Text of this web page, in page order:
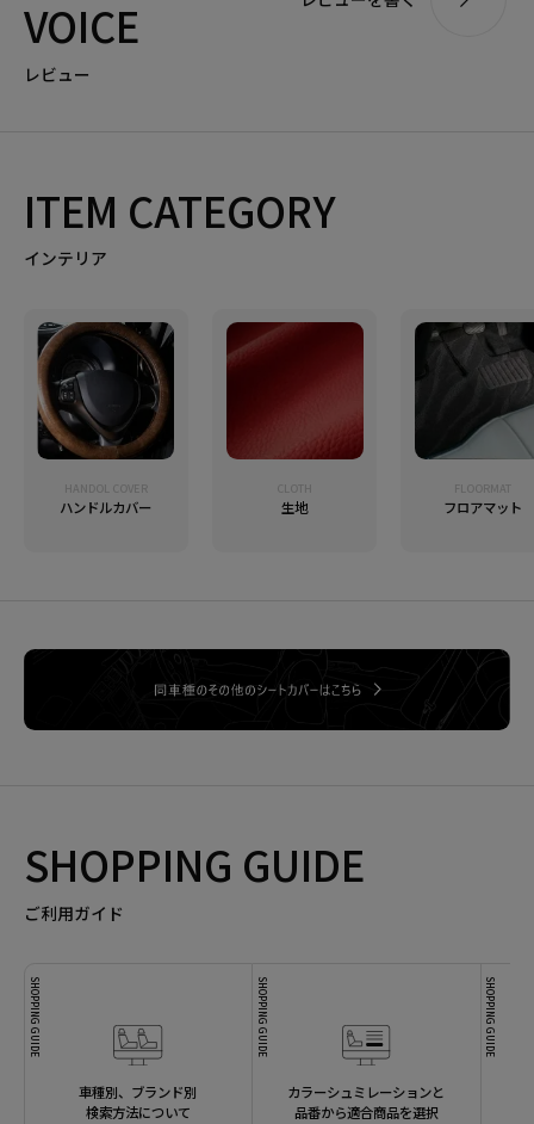
VOICE
レビュー
ITEM CATEGORY
インテリア
HANDOL COVER
ハンドルカバー
CLOTH
生地
FLOORMAT
フロアマット
SHOPPING GUIDE
ご利用ガイド
SHOPPING GUIDE
車種別、ブランド別
検索方法について
SHOPPING GUIDE
カラーシュミレーションと
品番から適合商品を選択
SHOPPING GUIDE